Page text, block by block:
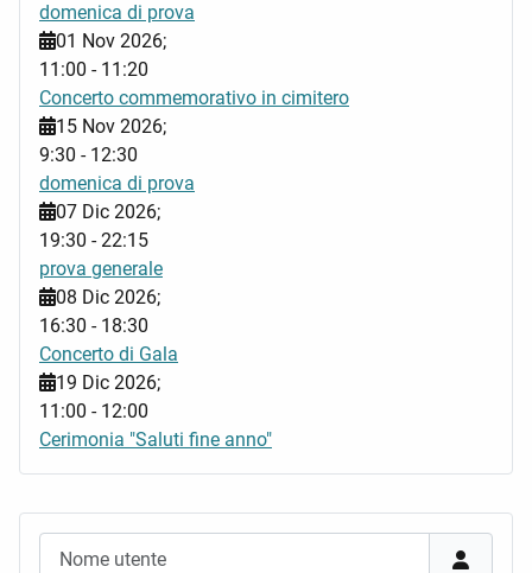
domenica di prova
01 Nov 2026;
11:00 - 11:20
Concerto commemorativo in cimitero
15 Nov 2026;
9:30 - 12:30
domenica di prova
07 Dic 2026;
19:30 -22:15
prova generale
08 Dic 2026;
16:30 - 18:30
Concerto di Gala
19 Dic 2026;
11:00 - 12:00
Cerimonia "Saluti fine anno"